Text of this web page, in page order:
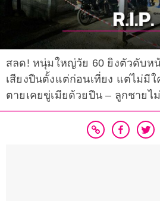
สลด! หนุ่มใหญ่วัย 60 ยิงตัวดับห
เสียงปืนตั้งแต่ก่อนเที่ยง แต่ไม่มีใ
ตายเคยขู่เมียด้วยปืน – ลูกชายไ